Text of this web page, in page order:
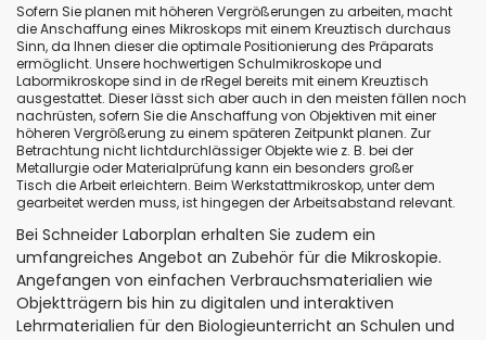
Sofern Sie planen mit höheren Vergrößerungen zu arbeiten, macht
die Anschaffung eines Mikroskops mit einem Kreuztisch durchaus
Sinn, da Ihnen dieser die optimale Positionierung des Präparats
ermöglicht. Unsere hochwertigen Schulmikroskope und
Labormikroskope sind in de rRegel bereits mit einem Kreuztisch
ausgestattet. Dieser lässt sich aber auch in den meisten fällen noch
nachrüsten, sofern Sie die Anschaffung von Objektiven mit einer
höheren Vergrößerung zu einem späteren Zeitpunkt planen. Zur
Betrachtung nicht lichtdurchlässiger Objekte wie z. B. bei der
Metallurgie oder Materialprüfung kann ein besonders großer
Tisch die Arbeit erleichtern. Beim Werkstattmikroskop, unter dem
gearbeitet werden muss, ist hingegen der Arbeitsabstand relevant.
Bei Schneider Laborplan erhalten Sie zudem ein
umfangreiches Angebot an Zubehör für die Mikroskopie.
Angefangen von einfachen Verbrauchsmaterialien wie
Objektträgern bis hin zu digitalen und interaktiven
Lehrmaterialien für den Biologieunterricht an Schulen und